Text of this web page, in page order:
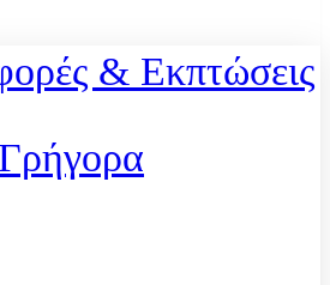
& Εκπτώσεις